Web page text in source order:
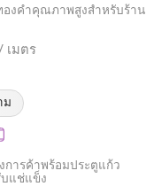
องคำคุณภาพสูงสำหรับร้าน
เมตร
ม
Ltd.
าก 2026
ารค้าพร้อมประตูแก้ว
แช่แข็ง
Co., Ltd.